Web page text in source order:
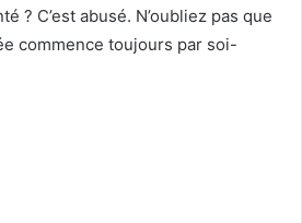
? C’est abusé. N’oubliez pas que
commence toujours par soi-